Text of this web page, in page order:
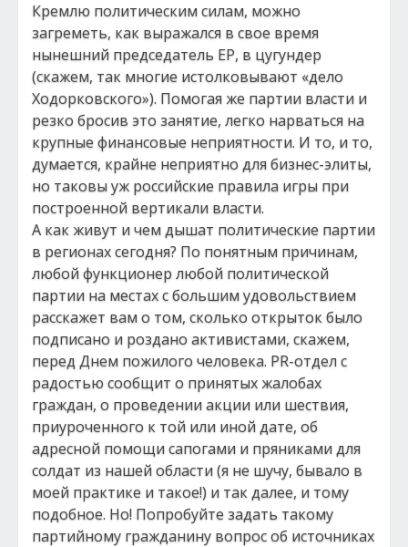
Кремлю политическим силам, можно
загреметь, как выражался в свое время
нынешний председатель ЕР, в цугундер
(скажем, так многие истолковывают «дело
Ходорковского»). Помогая же партии власти и
резко бросив это занятие, легко нарваться на
крупные финансовые неприятности. И то, и то,
думается, крайне неприятно для бизнес-элиты,
но таковы уж российские правила игры при
построенной вертикали власти.
А как живут и чем дышат политические партии
в регионах сегодня? По понятным причинам,
любой функционер любой политической
партии на местах с большим удовольствием
расскажет вам о том, сколько открыток было
подписано и роздано активистами, скажем,
перед Днем пожилого человека. РR-отдел с
радостью сообщит о принятых жалобах
граждан, о проведении акции или шествия,
приуроченного к той или иной дате, об
адресной помощи сапогами и пряниками для
солдат из нашей области (я не шучу, бывало в
моей практике и такое!) и так далее, и тому
подобное. Но! Попробуйте задать такому
партийному гражданину вопрос об источниках